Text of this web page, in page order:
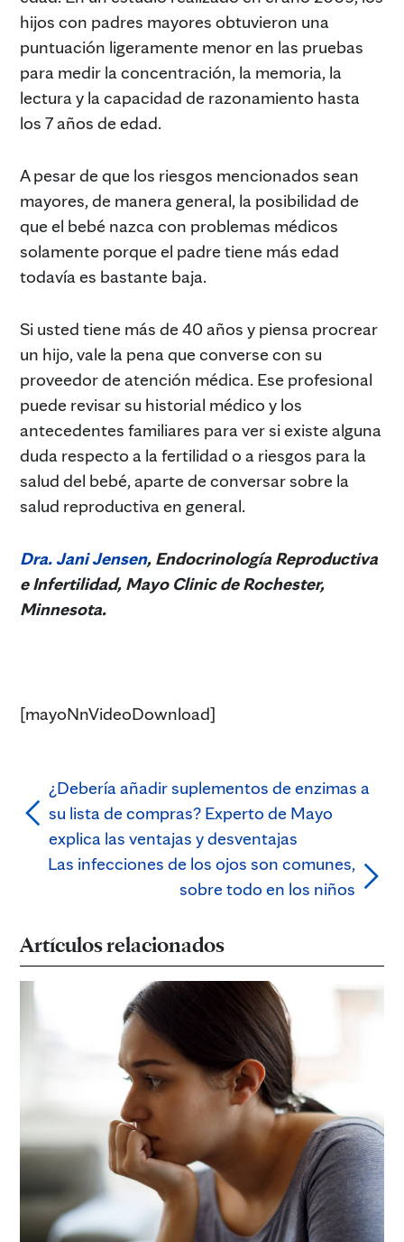
hijos con padres mayores obtuvieron una
puntuación ligeramente menor en las pruebas
para medir la concentración, la memoria, la
lectura y la capacidad de razonamiento hasta
los 7 años de edad.
A pesar de que los riesgos mencionados sean
mayores, de manera general, la posibilidad de
que el bebé nazca con problemas médicos
solamente porque el padre tiene más edad
todavía es bastante baja.
Si usted tiene más de 40 años y piensa procrear
un hijo, vale la pena que converse con su
proveedor de atención médica. Ese profesional
puede revisar su historial médico y los
antecedentes familiares para ver si existe alguna
duda respecto a la fertilidad o a riesgos para la
salud del bebé, aparte de conversar sobre la
salud reproductiva en general.
Dra. Jani Jensen, Endocrinología Reproductiva
e Infertilidad, Mayo Clinic de Rochester,
Minnesota.
[mayoNnVideoDownload]
¿Debería añadir suplementos de enzimas a
su lista de compras? Experto de Mayo
explica las ventajas y desventajas
Las infecciones de los ojos son comunes,
sobre todo en los niños
Artículos relacionados